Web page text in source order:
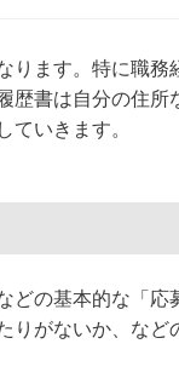
ます。特に職
書は自分の住
ていきます。
どの基本的な「
がないか、など